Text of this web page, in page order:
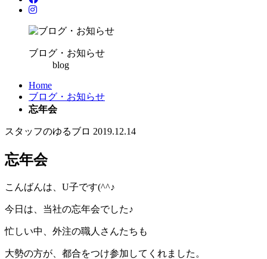
ブログ・お知らせ
blog
Home
ブログ・お知らせ
忘年会
スタッフのゆるブロ 2019.12.14
忘年会
こんばんは、U子です(^^♪
今日は、当社の忘年会でした♪
忙しい中、外注の職人さんたちも
大勢の方が、都合をつけ参加してくれました。